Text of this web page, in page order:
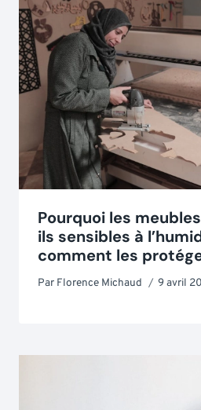
Pourquoi les
ils sensibles à
comment les
Par Florence Michaud 9 avril